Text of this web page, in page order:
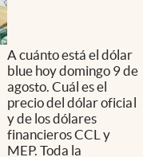
A cuánto está el dólar
blue hoy domingo 9 de
agosto. Cuál es el
precio del dólar oficial
y de los dólares
financieros CCL y
MEP. Toda la